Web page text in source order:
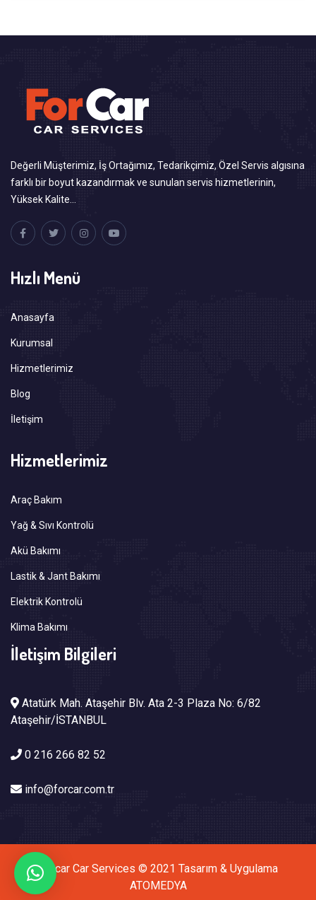
Değerli Müşterimiz, İş Ortağımız, Tedarikçimiz, Özel Servis algısına
farklı bir boyut kazandırmak ve sunulan servis hizmetlerinin,
Yüksek Kalite…
Hızlı Menü
Anasayfa
Kurumsal
Hizmetlerimiz
Blog
İletişim
Hizmetlerimiz
Araç Bakım
Yağ & Sıvı Kontrolü
Akü Bakımı
Lastik & Jant Bakımı
Elektrik Kontrolü
Klima Bakımı
İletişim Bilgileri
Atatürk Mah. Ataşehir Blv. Ata 2-3 Plaza No: 6/82
Ataşehir/İSTANBUL
0 216 266 82 52
info@forcar.com.tr
Forcar Car Services © 2021 Tasarım & Uygulama
ATOMEDYA